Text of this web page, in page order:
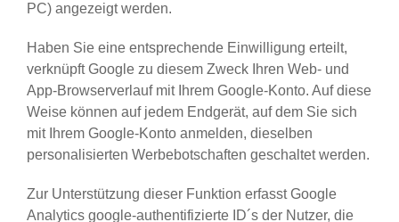
PC) angezeigt werden.
Haben Sie eine entsprechende Einwilligung erteilt,
verknüpft Google zu diesem Zweck Ihren Web- und
App-Browserverlauf mit Ihrem Google-Konto. Auf diese
Weise können auf jedem Endgerät, auf dem Sie sich
mit Ihrem Google-Konto anmelden, dieselben
personalisierten Werbebotschaften geschaltet werden.
Zur Unterstützung dieser Funktion erfasst Google
Analytics google-authentifizierte ID´s der Nutzer, die